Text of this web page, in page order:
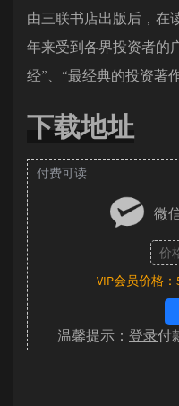
由三联书店出版后，在
年来受到各界投资者的
经”、“最经典的投资著
下载地址
微
价
VIP会员价格：
温馨提示： 登录付
付费可读